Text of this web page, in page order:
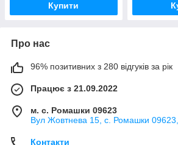
Купити
Про нас
96% позитивних з 280 відгуків за рік
Працює з 21.09.2022
м. с. Ромашки 09623
Вул Жовтнева 15, с. Ромашки 09623,
Контакти